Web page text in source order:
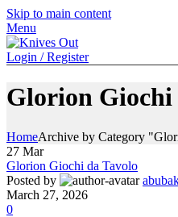
Skip to main content
Menu
Login / Register
Glorion Giochi
HomeArchive by Category
27 Mar
Glorion Giochi da Tavolo
Posted by
March 27, 2026
0